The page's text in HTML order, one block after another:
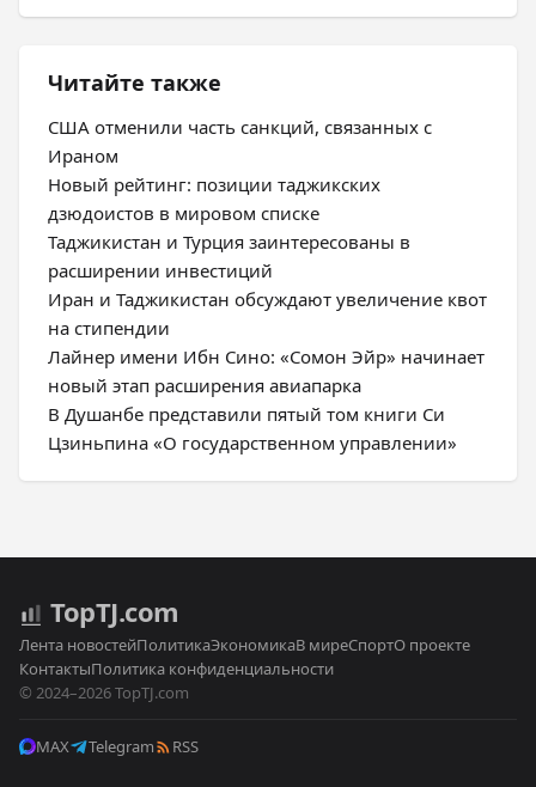
Читайте также
США отменили часть санкций, связанных с
Ираном
Новый рейтинг: позиции таджикских
дзюдоистов в мировом списке
Таджикистан и Турция заинтересованы в
расширении инвестиций
Иран и Таджикистан обсуждают увеличение квот
на стипендии
Лайнер имени Ибн Сино: «Сомон Эйр» начинает
новый этап расширения авиапарка
В Душанбе представили пятый том книги Си
Цзиньпина «О государственном управлении»
TopTJ.com
Лента новостейПолитикаЭкономикаВ миреСпортО проекте
КонтактыПолитика конфиденциальности
© 2024–2026 TopTJ.com
MAX Telegram RSS